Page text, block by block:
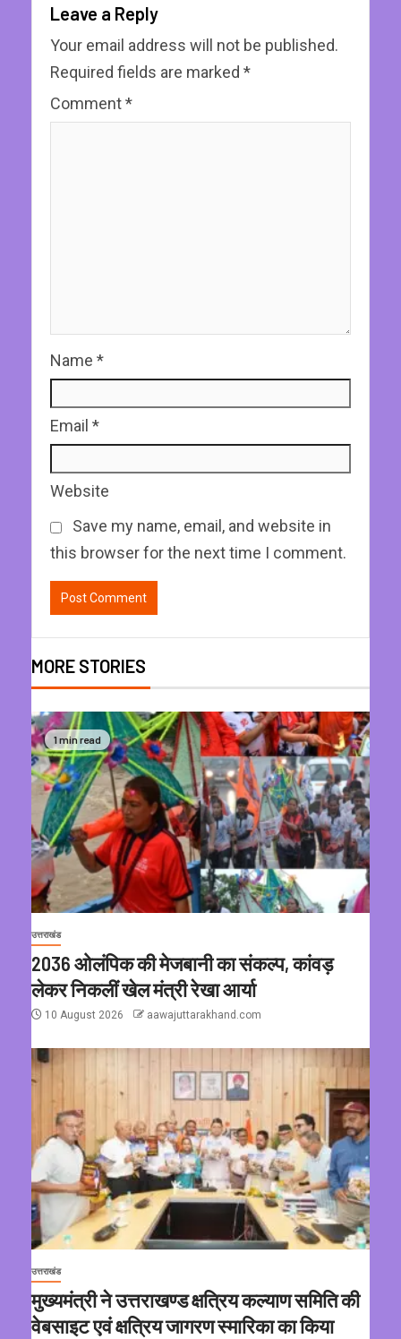
Leave a Reply
Your email address will not be published.
Required fields are marked *
Comment*
Name *
Email *
Website
Save my name, email, and website in
this browser for the next time I comment.
MORE STORIES
1 min read
उत्तराखंड
2036 ओलंपिक की मेजबानी का संकल्प, कांवड़
लेकर निकलीं खेल मंत्री रेखा आर्या
10 August 2026 aawajuttarakhand.com
उत्तराखंड
मुख्यमंत्री ने उत्तराखण्ड क्षत्रिय कल्याण समिति की
वेबसाइट एवं क्षत्रिय जागरण स्मारिका का किया